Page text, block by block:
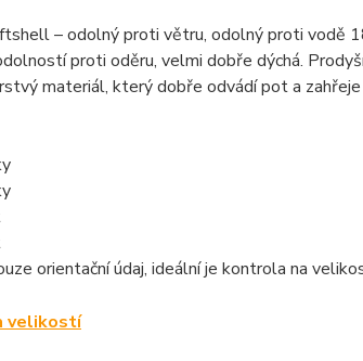
– odolný proti větru, odolný proti vodě
proti oděru, velmi dobře dýchá.
materiál, který dobře odvádí pot a
orientační údaj, ideální je kontrola na